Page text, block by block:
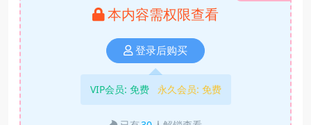
本内容需权限查看
登录后购买
VIP会员: 免费 永久会员: 免费